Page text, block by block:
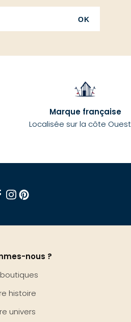
OK
Marque française
Localisée sur la côte Ouest
nous ?
histoire
univers